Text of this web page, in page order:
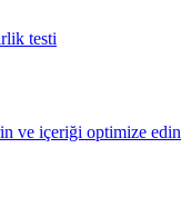
testi
ve içeriği optimize edin